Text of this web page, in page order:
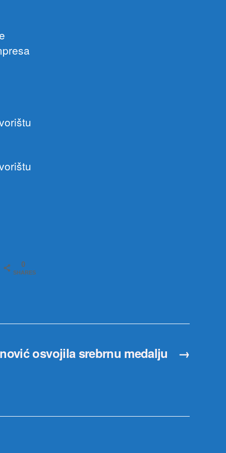
0
SHARES
→
osvojila srebrnu medalju